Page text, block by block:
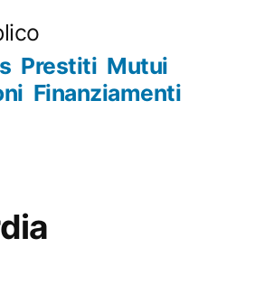
Prestiti Mutui
Finanziamenti